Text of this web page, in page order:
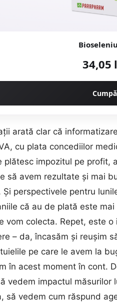
34,05
arată clar că
cu plata concediilor
plătesc impozitul pe profit,
să avem rezultate şi mai
Şi perspectivele pentru
că au de plată este
vom colecta. Repet, este
– da, încasăm şi reuşim
pe care le avem la
în acest moment în cont.
vedem impactul
să vedem cum răspund